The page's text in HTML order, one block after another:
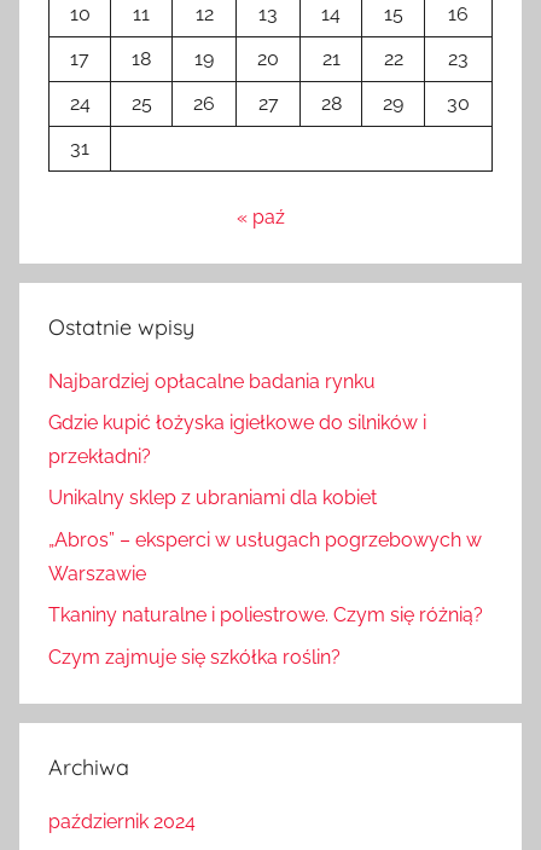
10
11 12 13 14 15
16
17
18 19 20 21 22
23
24
25 26 27 28 29
30
31
« paź
Ostatnie wpisy
Najbardziej opłacalne badania rynku
Gdzie kupić łożyska igiełkowe do silników i
przekładni?
Unikalny sklep z ubraniami dla kobiet
„Abros” – eksperci w usługach pogrzebowych w
Warszawie
Tkaniny naturalne i poliestrowe. Czym się różnią?
Czym zajmuje się szkółka roślin?
Archiwa
październik 2024